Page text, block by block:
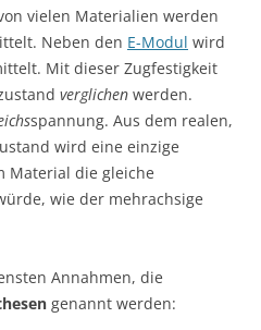
vielen Materialien werden
Neben den E-Modul wird
Mit dieser Zugfestigkeit
verglichen werden.
spannung. Aus dem realen,
wird eine einzige
Material die gleiche
wie der mehrachsige
Annahmen, die
genannt werden: